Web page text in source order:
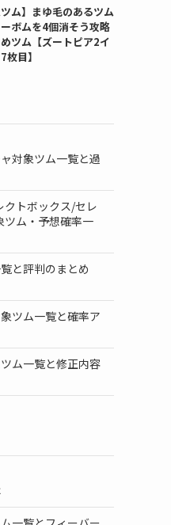
ツム】まゆ毛のあるツム
ボムを4個消そう攻略
ツム【ズートピア2イ
枚目】
対象ツム一覧と過
クトボックス/セレ
ツム・予想確率一
と評判のまとめ
ツム一覧と確率ア
ム一覧と修正内容